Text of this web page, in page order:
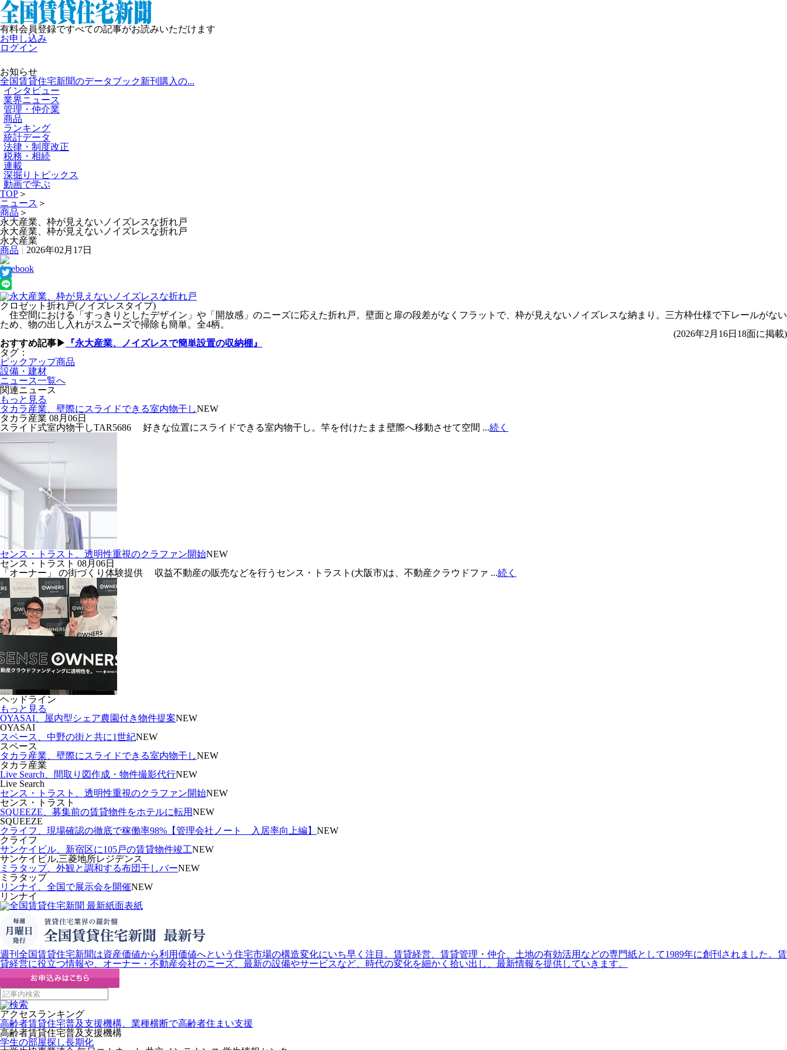
有料会員登録ですべての記事がお読みいただけます
お申し込み
ログイン
お知らせ
全国賃貸住宅新聞のデータブック新刊購入の...
インタビュー
業界ニュース
管理・仲介業
商品
ランキング
統計データ
法律・制度改正
税務・相続
連載
深掘りトピックス
動画で学ぶ
TOP ＞
ニュース ＞
商品 ＞
永大産業、枠が見えないノイズレスな折れ戸
永大産業、枠が見えないノイズレスな折れ戸
永大産業
商品 | 2026年02月17日
クロゼット折れ戸(ノイズレスタイプ)
住空間における「すっきりとしたデザイン」や「開放感」のニーズに応えた折れ戸。壁面と扉の段差がなくフラットで、枠が見えないノイズレスな納まり。三方枠仕様で下レールがない
ため、物の出し入れがスムーズで掃除も簡単。全4柄。
(2026年2月16日18面に掲載)
おすすめ記事▶
『永大産業、ノイズレスで簡単設置の収納棚』
タグ：
ピックアップ商品
設備・建材
ニュース一覧へ
関連ニュース
もっと見る
タカラ産業、壁際にスライドできる室内物干しNEW
タカラ産業 08月06日
スライド式室内物干しTAR5686 好きな位置にスライドできる室内物干し。竿を付けたまま壁際へ移動させて空間 ...続く
センス・トラスト、透明性重視のクラファン開始NEW
センス・トラスト 08月06日
「オーナー」 の街づくり体験提供 収益不動産の販売などを行うセンス・トラスト(大阪市)は、不動産クラウドファ ...続く
ヘッドライン
もっと見る
OYASAI、屋内型シェア農園付き物件提案NEW
OYASAI
スペース、中野の街と共に1世紀NEW
スペース
タカラ産業、壁際にスライドできる室内物干しNEW
タカラ産業
Live Search、間取り図作成・物件撮影代行NEW
Live Search
センス・トラスト、透明性重視のクラファン開始NEW
センス・トラスト
SQUEEZE、募集前の賃貸物件をホテルに転用NEW
SQUEEZE
クライフ、現場確認の徹底で稼働率98%【管理会社ノート 入居率向上編】 NEW
クライフ
サンケイビル、新宿区に105戸の賃貸物件竣工NEW
サンケイビル,三菱地所レジデンス
ミラタップ、外観と調和する布団干しバーNEW
ミラタップ
リンナイ、全国で展示会を開催NEW
リンナイ
週刊全国賃貸住宅新聞は資産価値から利用価値へという住宅市場の構造変化にいち早く注目。賃貸経営、賃貸管理・仲介、土地の有効活用などの専門紙として1989年に創刊されました。賃
貸経営に役立つ情報や、オーナー・不動産会社のニーズ、最新の設備やサービスなど、時代の変化を細かく拾い出し、最新情報を提供していきます。
アクセスランキング
高齢者賃貸住宅普及支援機構、業種横断で高齢者住まい支援
高齢者賃貸住宅普及支援機構
学生の部屋探し長期化